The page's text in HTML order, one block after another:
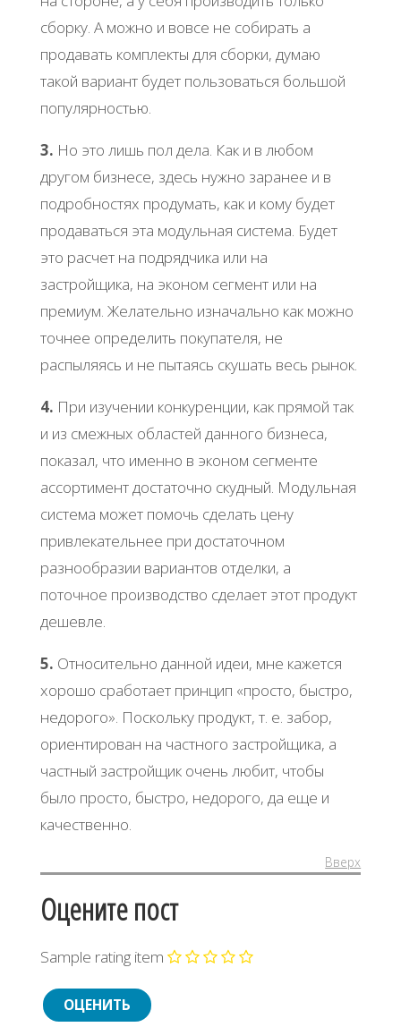
сборку. А можно и вовсе не собирать а
продавать комплекты для сборки, думаю
такой вариант будет пользоваться большой
популярностью.
3. Но это лишь пол дела. Как и в любом
другом бизнесе, здесь нужно заранее и в
подробностях продумать, как и кому будет
продаваться эта модульная система. Будет
это расчет на подрядчика или на
застройщика, на эконом сегмент или на
премиум. Желательно изначально как можно
точнее определить покупателя, не
распыляясь и не пытаясь скушать весь рынок.
4. При изучении конкуренции, как прямой так
и из смежных областей данного бизнеса,
показал, что именно в эконом сегменте
ассортимент достаточно скудный. Модульная
система может помочь сделать цену
привлекательнее при достаточном
разнообразии вариантов отделки, а
поточное производство сделает этот продукт
дешевле.
5. Относительно данной идеи, мне кажется
хорошо сработает принцип «просто, быстро,
недорого». Поскольку продукт, т. е. забор,
ориентирован на частного застройщика, а
частный застройщик очень любит, чтобы
было просто, быстро, недорого, да еще и
качественно.
Вверх
Оцените пост
Sample rating item